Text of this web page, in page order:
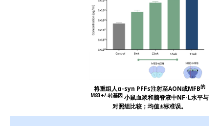
将重组人α-syn PFFs注射至AON或MFB的
M83+/-转基因 小鼠血浆和脑脊液中NF-L水平与
对照组比较；均值±标准误。